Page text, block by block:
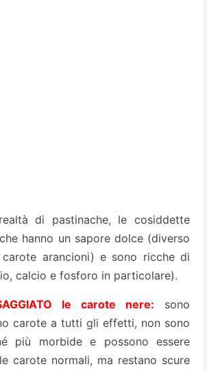
di pastinache, le cosiddette
hanno un sapore dolce (diverso
arancioni) e sono ricche di
calcio e fosforo in particolare).
le carote nere: sono
carote a tutti gli effetti, non sono
più morbide e possono essere
carote normali, ma restano scure